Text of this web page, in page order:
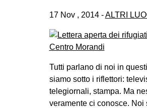
17 Nov , 2014 -ALTRI
Tutti parlano di noi in
siamo sotto i riflettori:
telegiornali, stampa. Ma
veramente ci conosce. Noi